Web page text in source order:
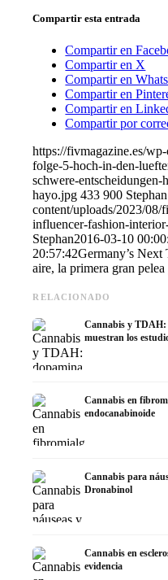
Compartir esta entrada
Compartir en
Compartir en X
Compartir en
Compartir en
Compartir en
Compartir por
https://fivmagazine.es/
folge-5-hoch-in-den-
schwere-
hayo.jpg 433 900 Stephan
content/uploads/2023/
influencer-fashion-
Stephan2016-03-10
20:57:42Germany’s
aire, la primera gran
RELACIONADO
Cannabis y TDAH:
muestran los
Cannabis en
endocanabinoide
Cannabis para
Dronabinol
Cannabis en
evidencia